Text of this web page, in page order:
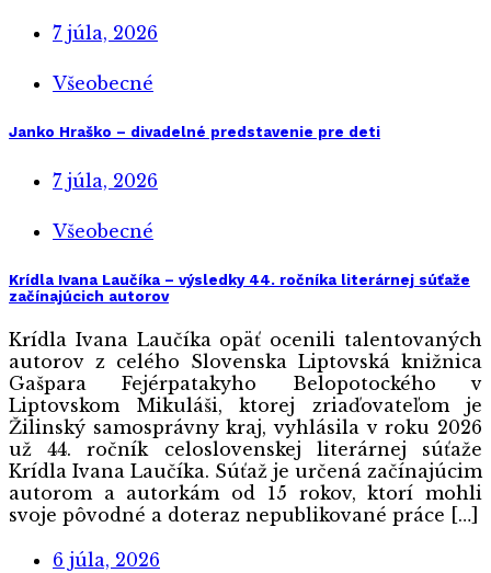
7 júla, 2026
Všeobecné
Janko Hraško – divadelné predstavenie pre deti
7 júla, 2026
Všeobecné
Krídla Ivana Laučíka – výsledky 44. ročníka literárnej súťaže
začínajúcich autorov
Krídla Ivana Laučíka opäť ocenili talentovaných
autorov z celého Slovenska Liptovská knižnica
Gašpara Fejérpatakyho Belopotockého v
Liptovskom Mikuláši, ktorej zriaďovateľom je
Žilinský samosprávny kraj, vyhlásila v roku 2026
už 44. ročník celoslovenskej literárnej súťaže
Krídla Ivana Laučíka. Súťaž je určená začínajúcim
autorom a autorkám od 15 rokov, ktorí mohli
svoje pôvodné a doteraz nepublikované práce […]
6 júla, 2026